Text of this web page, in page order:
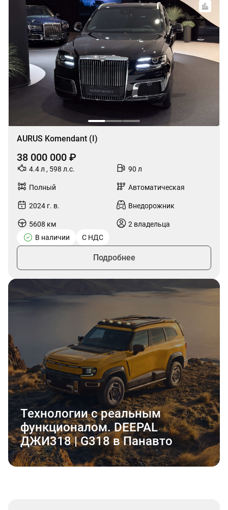
AURUS Komendant (I)
38 000 000 ₽
4.4 л , 598 л.с. 90 л
Полный Автоматическая
2024 г. в. Внедорожник
5608 км
2 владельца
В наличии
С НДС
Подробнее
Технологии с реальным
функционалом. DEEPAL
ДЖИ318 | G318 в Панавто